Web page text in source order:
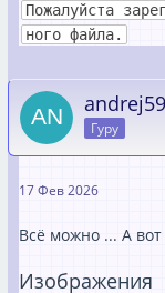
Пожалуйста
ного файла.
Гуру
17 Фев 2026
Всё можно ... А вот
Изображения